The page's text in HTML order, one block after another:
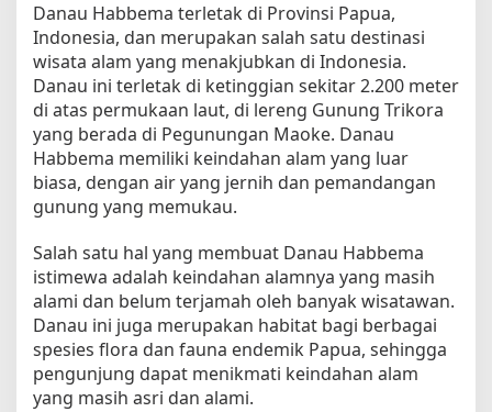
H
a
b
b
e
m
a
u
n
t
k
P
e
m
u
l
a
Danau Habbema terletak di Provinsi Papua,
Indonesia, dan merupakan salah satu destinasi
wisata alam yang menakjubkan di Indonesia.
Danau ini terletak di ketinggian sekitar 2.200 meter
di atas permukaan laut, di lereng Gunung Trikora
yang berada di Pegunungan Maoke. Danau
Habbema memiliki keindahan alam yang luar
biasa, dengan air yang jernih dan pemandangan
gunung yang memukau.
Salah satu hal yang membuat Danau Habbema
istimewa adalah keindahan alamnya yang masih
alami dan belum terjamah oleh banyak wisatawan.
Danau ini juga merupakan habitat bagi berbagai
spesies flora dan fauna endemik Papua, sehingga
pengunjung dapat menikmati keindahan alam
yang masih asri dan alami.